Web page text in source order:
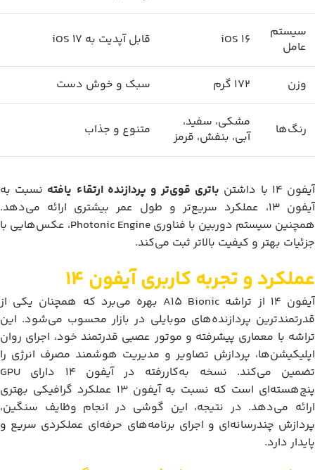
سیستم
عامل
iOS 16 قابل آپدیت به iOS 17
وزن 172 گرم سبک و خوش دست
رنگ‌ها
مشکی، سفید،
آبی، بنفش، قرمز
متنوع و جذاب
آیفون 14 با داشتن باتری قوی‌تر و پردازنده ارتقاء یافته نسبت به
آیفون 13، عملکرد سریع‌تر و طول عمر بیشتری ارائه می‌دهد.
همچنین سیستم دوربین با فناوری Photonic Engine، عکس‌هایی با
جزئیات بهتر و کیفیت بالاتر ثبت می‌کند.
عملکرد و تجربه کاربری آیفون 14
آیفون 14 از تراشه A15 Bionic بهره می‌برد که همچنان یکی از
قدرتمندترین پردازنده‌های موبایلی در بازار محسوب می‌شود. این
تراشه با معماری پیشرفته و موتور عصبی قدرتمند خود، اجرای روان
اپلیکیشن‌ها، پردازش تصاویر و مدیریت هوشمند مصرف انرژی را
تضمین می‌کند. نسخه به‌کاررفته در آیفون 14 دارای GPU
پنج‌هسته‌ای است که نسبت به آیفون 13 عملکرد گرافیکی بهتری
ارائه می‌دهد. در نتیجه، این گوشی در انجام وظایف سنگین،
پردازش چندرسانه‌ای و اجرای برنامه‌های حرفه‌ای عملکردی سریع و
پایدار دارد.